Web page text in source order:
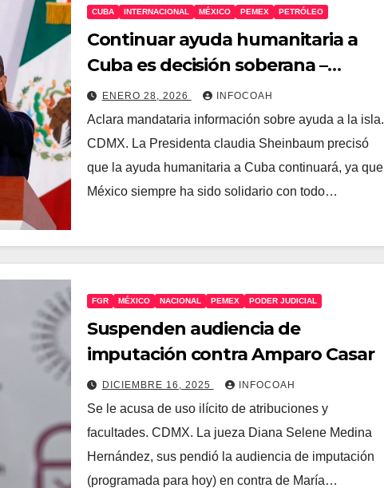
CUBA INTERNACIONAL MÉXICO PEMEX PETRÓLEO
Continuar ayuda humanitaria a
Cuba es decisión soberana –
Sheinbaum
ENERO 28, 2026 INFOCOAH
Aclara mandataria información sobre ayuda a la isla.
CDMX. La Presidenta claudia Sheinbaum precisó
que la ayuda humanitaria a Cuba continuará, ya que
México siempre ha sido solidario con todo…
FGR MÉXICO NACIONAL PEMEX PODER JUDICIAL
Suspenden audiencia de
imputación contra Amparo Casar
DICIEMBRE 16, 2025 INFOCOAH
Se le acusa de uso ilícito de atribuciones y
facultades. CDMX. La jueza Diana Selene Medina
Hernández, sus pendió la audiencia de imputación
(programada para hoy) en contra de María…